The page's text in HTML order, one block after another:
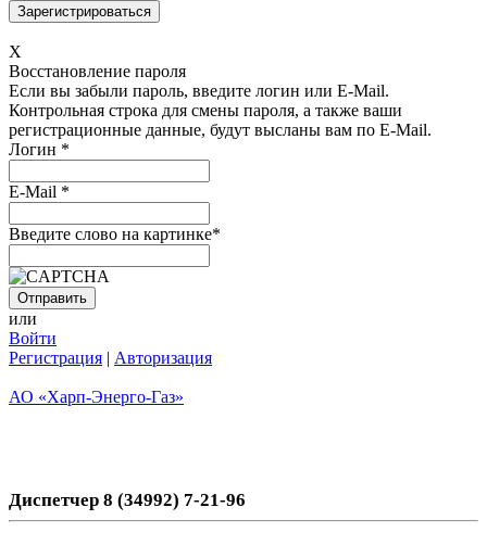
X
Восстановление пароля
Если вы забыли пароль, введите логин или E-Mail.
Контрольная строка для смены пароля, а также ваши
регистрационные данные, будут высланы вам по E-Mail.
Логин *
E-Mail *
Введите слово на картинке*
или
Войти
Регистрация | Авторизация
АО «Харп-Энерго-Газ»
Диспетчер 8 (34992) 7-21-96